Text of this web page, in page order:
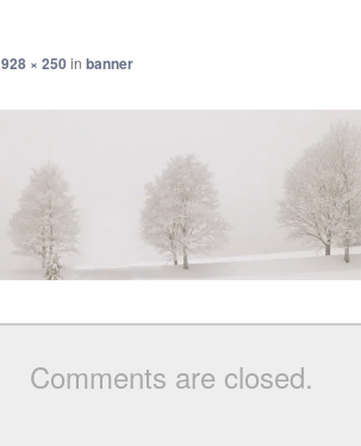
928 × 250in banner
Comments are closed.